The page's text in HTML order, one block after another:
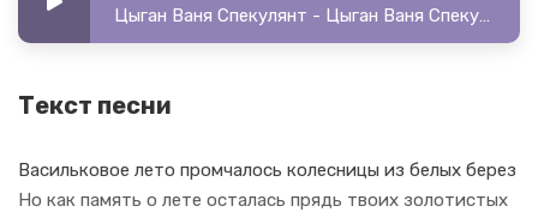
Цыган Ваня Спекулянт - Цыган Ваня Спекулянт - Без этого не смогу
Текст песни
Васильковое лето промчалось колесницы из белых берез
Но как память о лете осталась прядь твоих золотистых